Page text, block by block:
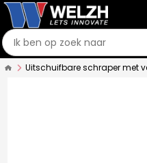
Uitschuifbare schraper met